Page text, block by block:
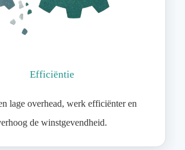
Efficiëntie
lage overhead, werk efficiënter en
de winstgevendheid.